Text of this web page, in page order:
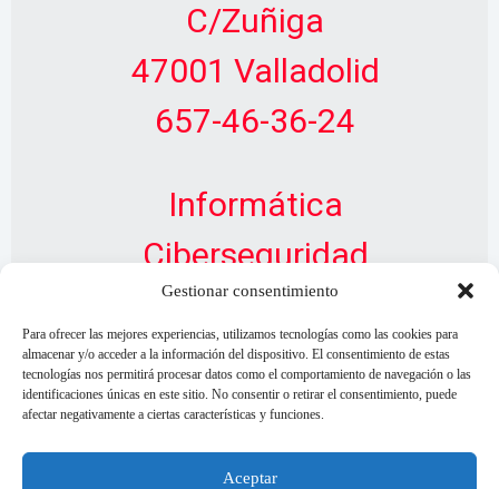
Gestionar consentimiento
Para ofrecer las mejores experiencias, utilizamos tecnologías como las cookies para
almacenar y/o acceder a la información del dispositivo. El consentimiento de estas
tecnologías nos permitirá procesar datos como el comportamiento de navegación o las
identificaciones únicas en este sitio. No consentir o retirar el consentimiento, puede
afectar negativamente a ciertas características y funciones.
Aceptar
C/Zuñiga
47001 Valladolid
657-46-36-24
Informática
Ciberseguridad
Diseño Web